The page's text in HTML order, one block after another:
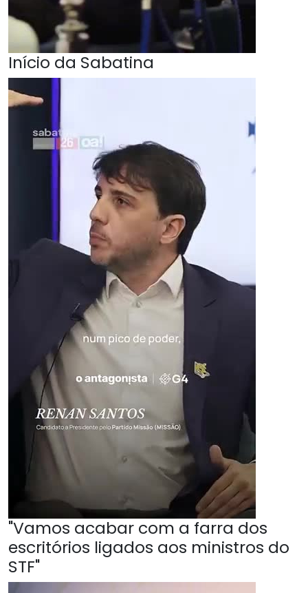
Início da Sabatina
"Vamos acabar com a farra dos
escritórios ligados aos ministros do
STF"